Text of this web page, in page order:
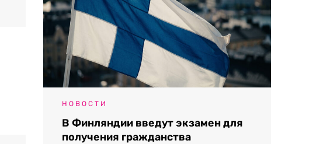
НОВОСТИ
В Финляндии введут экзамен для
получения гражданства